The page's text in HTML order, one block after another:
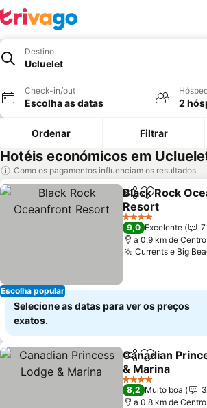
Destino
Ucluelet
Check-in/out
Escolha as datas 2
Ordenar Filtrar
Hotéis económicos em
Como os pagamentos influenciam os resultados
Escolha popular
PartilharAdicionar
Black Rock
Resort
Ver preços
4 Estrelas
9,0 Excelente
a 0.9 km de
Currents e Big
Selecione as datas para ver os preços
exatos.
PartilharAdicionar
Canadian
& Marina
Ver preços
4 Estrelas
8,2 Muito boa
a 0.8 km de